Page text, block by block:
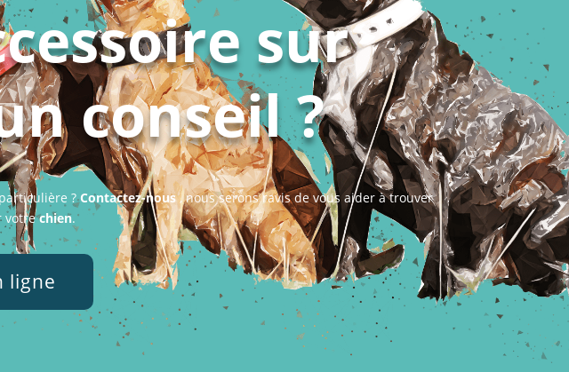
sur
conseil ?
?Contactez-nous, nous serons ravis de vous aider à trouver
votrechien.
ligne